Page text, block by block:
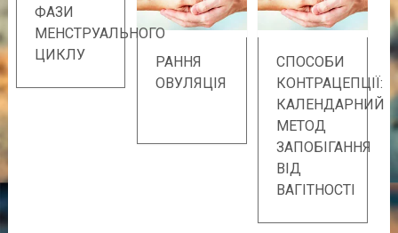
ФАЗИ
МЕНСТРУАЛЬНОГО
ЦИКЛУ
РАННЯ
ОВУЛЯЦІЯ
СПОСОБИ
КОНТРАЦЕПЦІЇ:
КАЛЕНДАРНИЙ
МЕТОД
ЗАПОБІГАННЯ
ВІД
ВАГІТНОСТІ